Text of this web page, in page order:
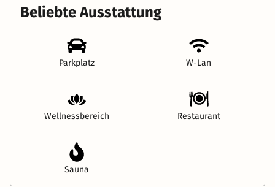
Beliebte Ausstattung
Parkplatz W-Lan
Wellnessbereich Restaurant
Sauna